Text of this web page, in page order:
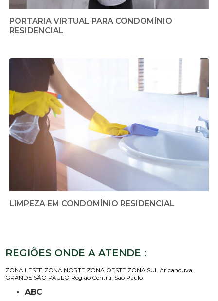
PORTARIA VIRTUAL PARA CONDOMÍNIO
RESIDENCIAL
LIMPEZA EM CONDOMÍNIO RESIDENCIAL
REGIÕES ONDE A ATENDE :
ZONA LESTE ZONA NORTE ZONA OESTE ZONA SUL Aricanduva
GRANDE SÃO PAULO Região Central São Paulo
ABC